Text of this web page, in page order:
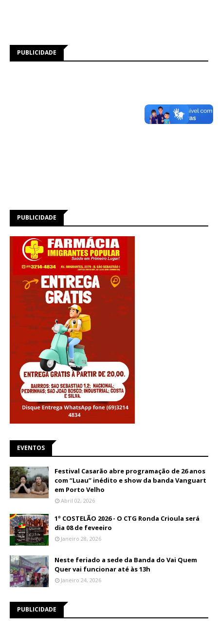
PUBLICIDADE
PUBLICIDADE
EVENTOS
Festival Casarão abre programação de 26 anos
com “Luau” inédito e show da banda Vanguart
em Porto Velho
Abril 02, 2026
1º COSTELÃO 2026 - O CTG Ronda Crioula será
dia 08 de feveeiro
Janeiro 28, 2026
Neste feriado a sede da Banda do Vai Quem
Quer vai funcionar até às 13h
Janeiro 24, 2026
PUBLICIDADE